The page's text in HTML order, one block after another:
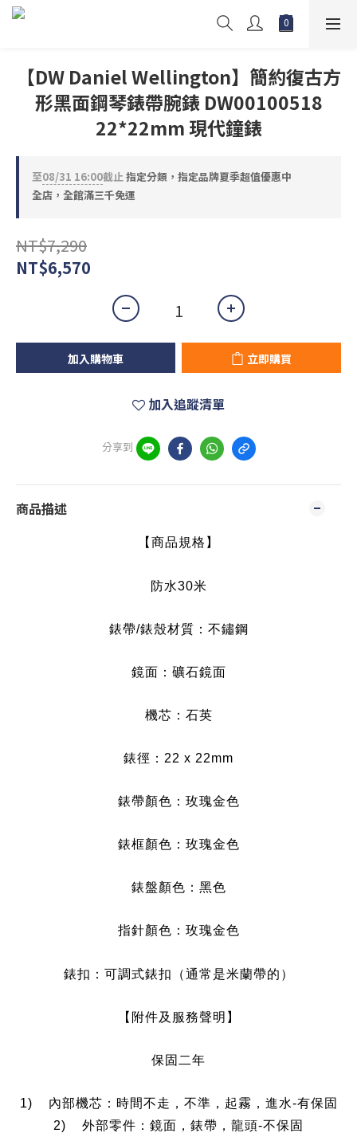
【DW Daniel Wellington】簡約復古方
形黑面鋼琴錶帶腕錶 DW00100518
22*22mm 現代鐘錶
至08/31 16:00截止指定分類，指定品牌夏季超值優惠中
全店，全館滿三千免運
NT$7,290
NT$6,570
加入購物車 立即購買
加入追蹤清單
分享到
商品描述
【商品規格】
防水30米
錶帶/錶殼材質：不鏽鋼
鏡面：礦石鏡面
機芯：石英
錶徑：22 x 22mm
錶帶顏色：玫瑰金色
錶框顏色：玫瑰金色
錶盤顏色：黑色
指針顏色：玫瑰金色
錶扣： 可調式錶扣（通常是米蘭帶的）
【附件及服務聲明】
保固二年
1)    內部機芯：時間不走，不準，起霧，進水-有保固
2)    外部零件：鏡面，錶帶，龍頭-不保固